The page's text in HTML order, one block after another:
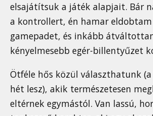
elsajátítsuk a játék alapjait. Bár
a kontrollert, én hamar eldobtam
gamepadet, és inkább
kényelmesebb egér-billentyűzet
Ötféle hős közül választhatunk (a
hét lesz), akik természetesen
eltérnek egymástól. Van lassú,